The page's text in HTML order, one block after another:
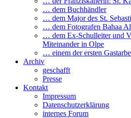
… dem Buchhändler
… dem Major des St.
… dem Fotografen Bahaa
… dem Ex-Schulleiter und
Miteinander in Olpe
… einem der ersten
Archiv
geschafft
Presse
Kontakt
Impressum
Datenschutzerklärung
internes Forum